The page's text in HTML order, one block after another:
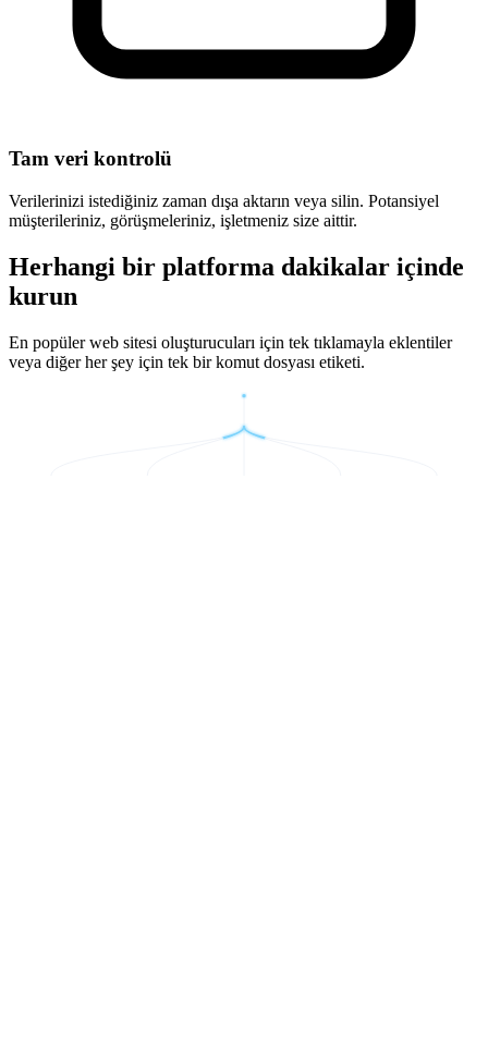
Tam veri kontrolü
Verilerinizi istediğiniz zaman dışa aktarın veya silin. Potansiyel
müşterileriniz, görüşmeleriniz, işletmeniz size aittir.
Herhangi bir platforma dakikalar içinde
kurun
En popüler web sitesi oluşturucuları için tek tıklamayla eklentiler
veya diğer her şey için tek bir komut dosyası etiketi.